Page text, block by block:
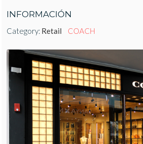
INFORMACIÓN
Category: Retail COACH